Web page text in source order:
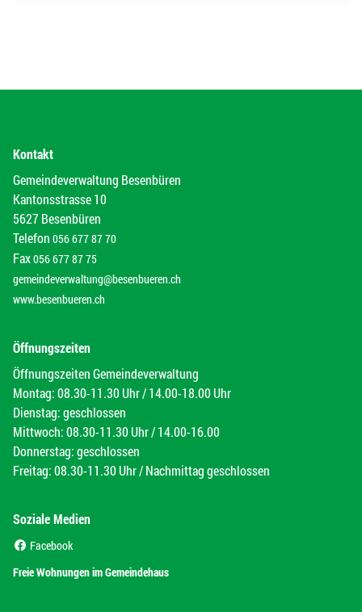
Kontakt
Gemeindeverwaltung Besenbüren
Kantonsstrasse 10
5627 Besenbüren
Telefon 056 677 87 70
Fax056 677 87 75
gemeindeverwaltung@besenbueren.ch
www.besenbueren.ch
Öffnungszeiten
Öffnungszeiten Gemeindeverwaltung
Montag: 08.30-11.30 Uhr / 14.00-18.00 Uhr
Dienstag: geschlossen
Mittwoch: 08.30-11.30 Uhr / 14.00-16.00
Donnerstag: geschlossen
Freitag: 08.30-11.30 Uhr / Nachmittag geschlossen
Soziale Medien
Facebook
Freie Wohnungen im Gemeindehaus